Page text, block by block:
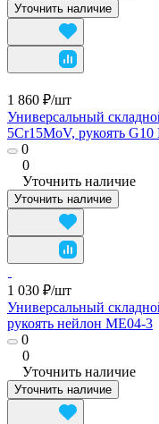
Уточнить наличие
1 860 ₽/шт
Универсальный
5Cr15MoV, рукоять G10
0
0
Уточнить наличие
Уточнить наличие
1 030 ₽/шт
Универсальный
рукоять нейлон ME04-3
0
0
Уточнить наличие
Уточнить наличие